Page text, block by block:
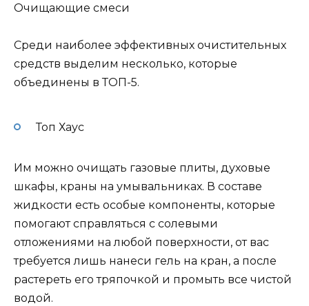
Очищающие смеси
Среди наиболее эффективных очистительных
средств выделим несколько, которые
объединены в ТОП-5.
Топ Хаус
Им можно очищать газовые плиты, духовые
шкафы, краны на умывальниках. В составе
жидкости есть особые компоненты, которые
помогают справляться с солевыми
отложениями на любой поверхности, от вас
требуется лишь нанеси гель на кран, а после
растереть его тряпочкой и промыть все чистой
водой.